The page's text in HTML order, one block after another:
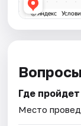
Где
Место